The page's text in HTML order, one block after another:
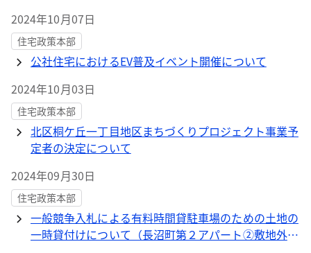
2024年10月07日
住宅政策本部
公社住宅におけるEV普及イベント開催について
2024年10月03日
住宅政策本部
北区桐ケ丘一丁目地区まちづくりプロジェクト事業予
定者の決定について
2024年09月30日
住宅政策本部
一般競争入札による有料時間貸駐車場のための土地の
一時貸付けについて（長沼町第２アパート②敷地外７